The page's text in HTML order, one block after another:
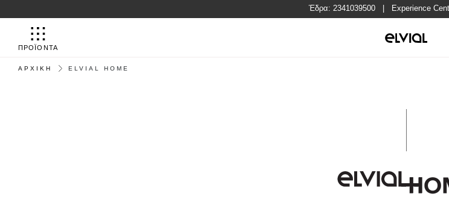
Έδρα: 2341039500 | Experience
ΠΡΟΪΟΝΤΑ
ΑΡΧΙΚΉ ELVIAL HOME